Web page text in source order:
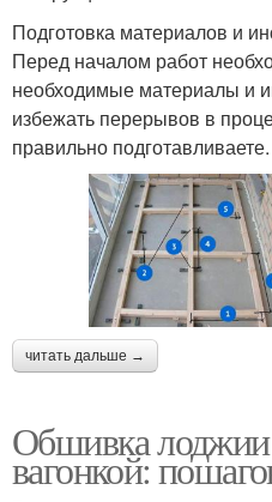
Подготовка материалов и
Перед началом работ
необходимые материалы и
избежать перерывов в
правильно подготавливаете.
читать дальше →
Обшивка лоджии
вагонкой: